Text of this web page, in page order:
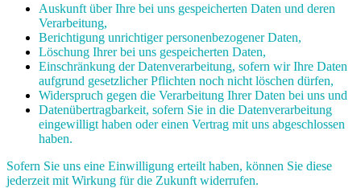
Auskunft über Ihre bei uns gespeicherten Daten und deren
Verarbeitung,
Berichtigung unrichtiger personenbezogener Daten,
Löschung Ihrer bei uns gespeicherten Daten,
Einschränkung der Datenverarbeitung, sofern wir Ihre Daten
aufgrund gesetzlicher Pflichten noch nicht löschen dürfen,
Widerspruch gegen die Verarbeitung Ihrer Daten bei uns und
Datenübertragbarkeit, sofern Sie in die Datenverarbeitung
eingewilligt haben oder einen Vertrag mit uns abgeschlossen
haben.
Sofern Sie uns eine Einwilligung erteilt haben, können Sie diese
jederzeit mit Wirkung für die Zukunft widerrufen.